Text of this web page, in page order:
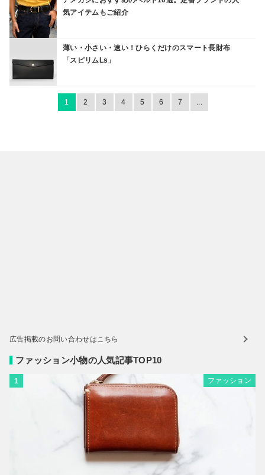
気アイテムもご紹介
薄い・小さい・速い！ひらくだけのスマート長財布
「スピリムLs」
1 2 3 4 5 6 7 ...
広告掲載のお問い合わせはこちら
ファッション小物の人気記事TOP10
1 ファッション